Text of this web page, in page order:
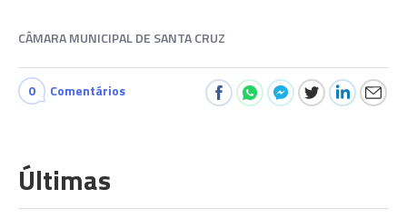
CÂMARA MUNICIPAL DE SANTA CRUZ
0 Comentários
Últimas